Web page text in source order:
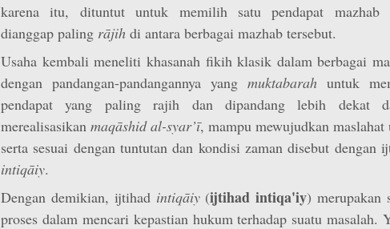
karena itu, dituntut untuk memilih satu pendapat mazhab
dianggap paling rājih di antara berbagai mazhab tersebut.
Usaha kembali meneliti khasanah fikih klasik dalam berbagai
dengan pandangan-pandangannya yang muktabarah untuk
pendapat yang paling rajih dan dipandang lebih dekat
merealisasikan maqāshid al-syar’ī, mampu mewujudkan maslahat
serta sesuai dengan tuntutan dan kondisi zaman disebut dengan
intiqāiy.
Dengan demikian, ijtihad intiqāiy(ijtihad intiqa'iy) merupakan
proses dalam mencari kepastian hukum terhadap suatu masalah.